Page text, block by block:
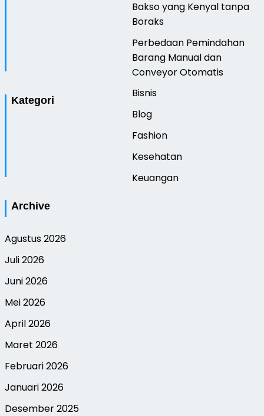
Bakso yang Kenyal tanpa
Boraks
Perbedaan Pemindahan
Barang Manual dan
Conveyor Otomatis
Kategori
Bisnis
Blog
Fashion
Kesehatan
Keuangan
Archive
Agustus 2026
Juli 2026
Juni 2026
Mei 2026
April 2026
Maret 2026
Februari 2026
Januari 2026
Desember 2025